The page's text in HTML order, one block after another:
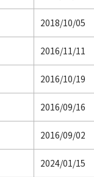
2018/10/05
2016/11/11
2016/10/19
2016/09/16
2016/09/02
2024/01/15